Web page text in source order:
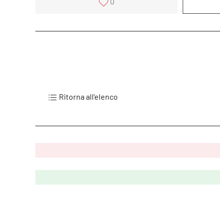
Ritorna all'elenco